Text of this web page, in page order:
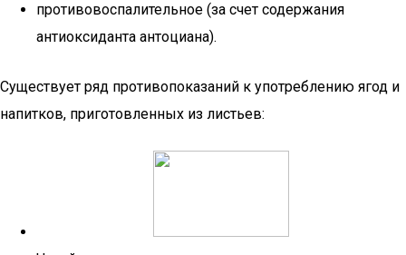
противовоспалительное (за счет содержания
антиоксиданта антоциана).
Существует ряд противопоказаний к употреблению ягод и
напитков, приготовленных из листьев: